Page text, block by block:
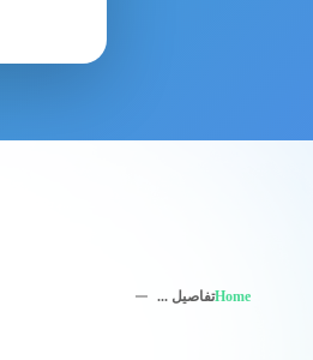
Homeتفاصيل ...